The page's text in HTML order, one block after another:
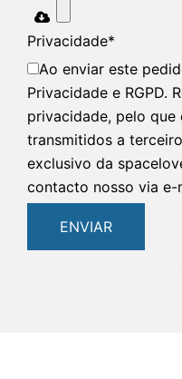
Privacidade*
Ao enviar este
Privacidade e RGPD.
privacidade, pelo que
transmitidos a
exclusivo da
contacto nosso via e-
ENVIAR